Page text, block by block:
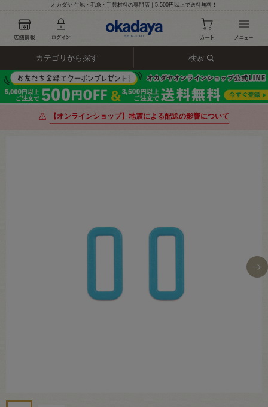
オカダヤ 生地・毛糸・手芸材料の専門店｜5,500円以上で送料無料！
カテゴリから探す 検索
【オンラインショップ】地震による配送の影響について